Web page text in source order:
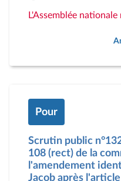
L'Assemblée
Pour
Scrutin public
108 (rect) de la
l'amendement
Jacob après